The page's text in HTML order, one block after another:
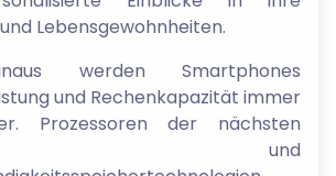
Lebensgewohnheiten.
werden Smartphones
und Rechenkapazität immer
Prozessoren der nächsten
und